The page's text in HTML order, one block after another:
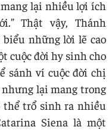
lại nhiều lợi ích
Thật vậy, Thánh
những lời lẽ cao
cuộc đời hy sinh cho
sánh ví cuộc đời chị
lại mang trong
thể trổ sinh ra nhiều
Siena là một